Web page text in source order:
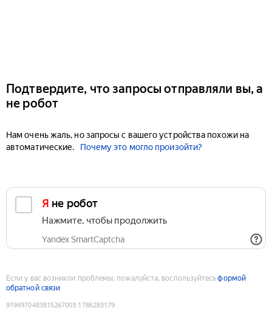
Подтвердите, что запросы отправляли вы, а
не робот
Нам очень жаль, но запросы с вашего устройства похожи на
автоматические.
Почему это могло произойти?
Я не робот
Нажмите, чтобы продолжить
Yandex SmartCaptcha
Если у вас возникли проблемы, пожалуйста, воспользуйтесьформой
обратной связи
9194970483815267003:1786283179